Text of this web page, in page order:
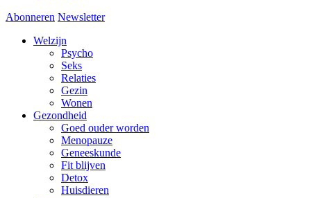
Abonneren Newsletter
Welzijn
Psycho
Seks
Relaties
Gezin
Wonen
Gezondheid
Goed ouder worden
Menopauze
Geneeskunde
Fit blijven
Detox
Huisdieren